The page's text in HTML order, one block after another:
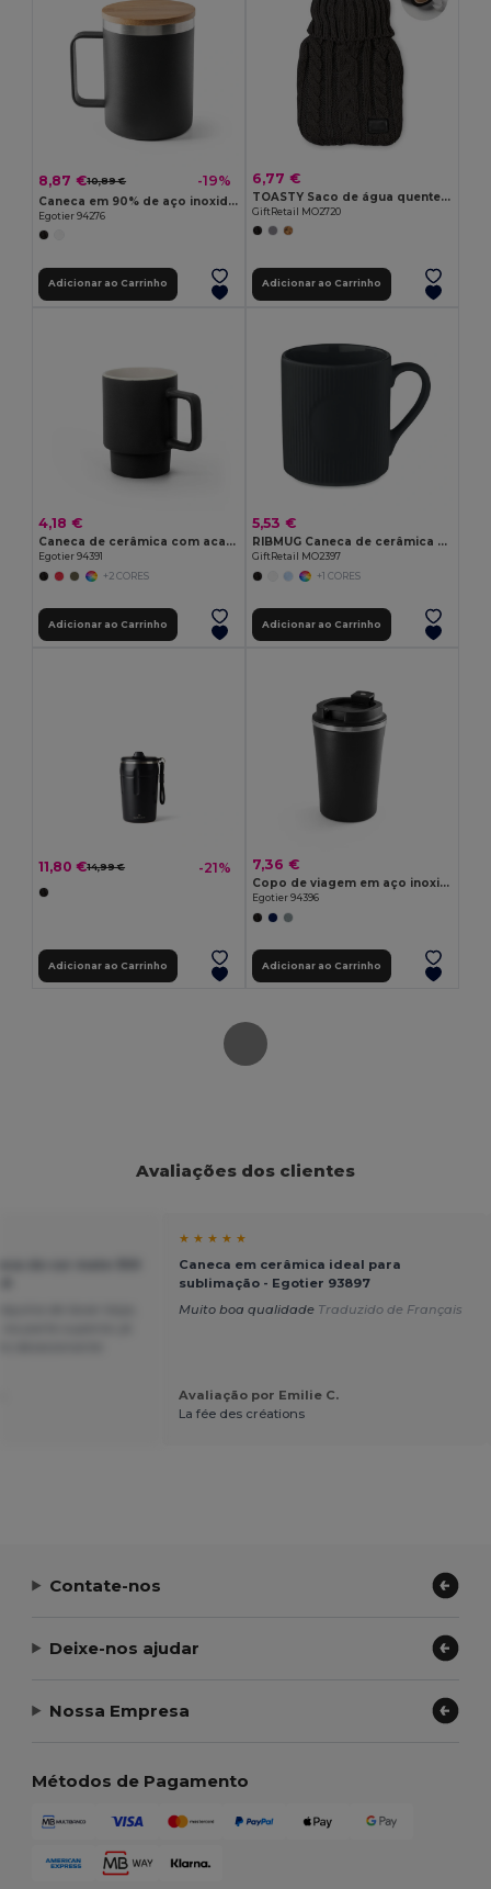
8,87 €10,89 € -19%
Caneca em 90% de aço inoxidável reciclado com tampa em bambu 420 mL
Egotier 94276
Adicionar ao Carrinho
6,77 €
TOASTY Saco de água quente 400ml
GiftRetail MO2720
Adicionar ao Carrinho
4,18 €
Caneca de cerâmica com acabamento mate 330 mL
Egotier 94391
+2 CORES
Adicionar ao Carrinho
5,53 €
RIBMUG Caneca de cerâmica mate 340 ml
GiftRetail MO2397
+1 CORES
Adicionar ao Carrinho
11,80 €14,99 € -21%
Adicionar ao Carrinho
7,36 €
Copo de viagem em aço inoxidável com acabamento interior em cerâmica 470 mL
Egotier 94396
Adicionar ao Carrinho
Avaliações dos clientes
★ ★ ★ ★ ★
Caneca em cerâmica ideal para
sublimação - Egotier 93897
Muito boa qualidade Traduzido de Français
Avaliação por Emilie C.
La fée des créations
Contate-nos
Deixe-nos ajudar
Nossa Empresa
Métodos de Pagamento